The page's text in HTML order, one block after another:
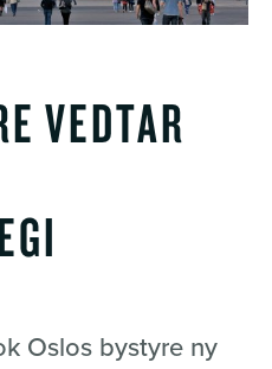
VEDTAR
Oslos bystyre ny